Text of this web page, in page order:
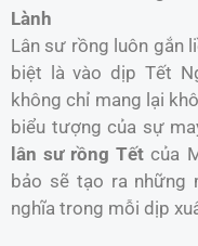
Lành
Lân sư rồng luôn gắn
biệt là vào dịp Tết
không chỉ mang lại
biểu tượng của sự
lân sư rồng Tết của
bảo sẽ tạo ra những
nghĩa trong mỗi dịp